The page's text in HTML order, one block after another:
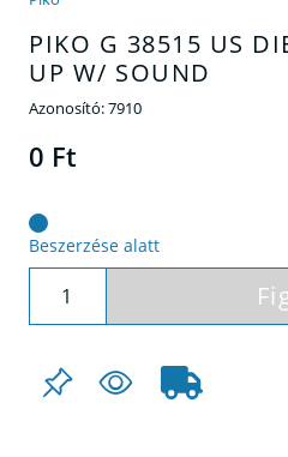
PIKO G 38515 US
UP W/ SOUND
Azonosító:7910
0 Ft
Beszerzése alatt